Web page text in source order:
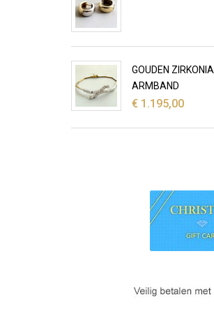
GOUDEN ZIRKONIA
ARMBAND
€ 1.195,00